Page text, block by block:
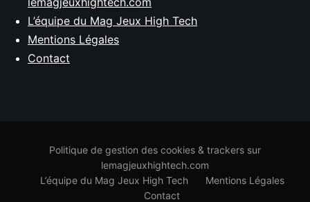
L’équipe du Mag Jeux High Tech
Mentions Légales
Contact
Politique de gestion des cookies & trackers sur
lemagjeuxhightech.com
L’équipe du Mag Jeux High Tech
Mentions Légales
Contact